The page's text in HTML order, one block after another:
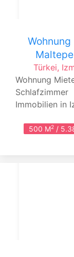
Türkei,
Wohnung
Schlafzimmer
Immobilien in
500 M2/